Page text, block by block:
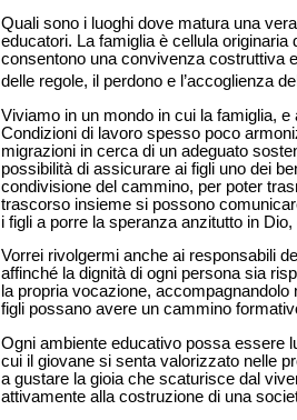
Quali sono i luoghi dove matura una
educatori. La famiglia è cellula
consentono una convivenza costruttiva
delle regole, il perdono e l’accoglienza
Viviamo in un mondo in cui la famiglia,
Condizioni di lavoro spesso poco
migrazioni in cerca di un adeguato
possibilità di assicurare ai figli uno dei
condivisione del cammino, per poter
trascorso insieme si possono
i figli a porre la speranza anzitutto in
Vorrei rivolgermi anche ai responsabili
affinché la dignità di ogni persona sia
la propria vocazione,
figli possano avere un cammino
Ogni ambiente educativo possa essere
cui il giovane si senta valorizzato nelle
a gustare la gioia che scaturisce dal
attivamente alla costruzione di una